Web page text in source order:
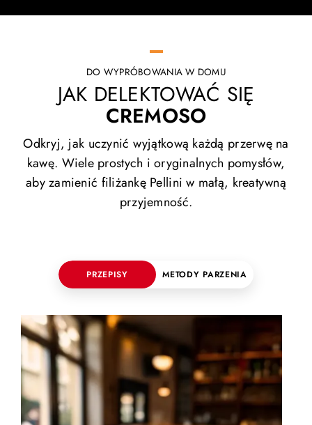
DO WYPRÓBOWANIA W DOMU
JAK DELEKTOWAĆ SIĘ
CREMOSO
Odkryj, jak uczynić wyjątkową każdą przerwę na
kawę. Wiele prostych i oryginalnych pomysłów,
aby zamienić filiżankę Pellini w małą, kreatywną
przyjemność.
PRZEPISY METODY PARZENIA